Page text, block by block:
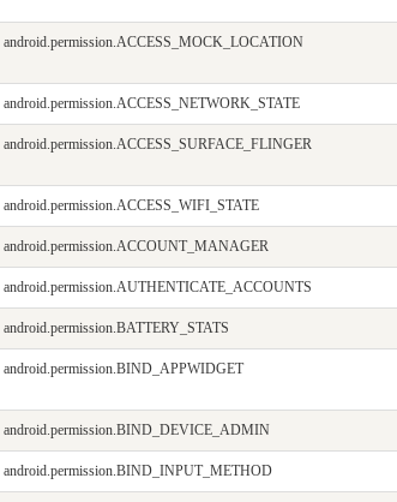
android.permission.ACCESS_MOCK_LOCATION
android.permission.ACCESS_NETWORK_STATE
android.permission.ACCESS_SURFACE_FLINGER
android.permission.ACCESS_WIFI_STATE
android.permission.ACCOUNT_MANAGER
android.permission.AUTHENTICATE_ACCOUNTS
android.permission.BATTERY_STATS
android.permission.BIND_APPWIDGET
android.permission.BIND_DEVICE_ADMIN
android.permission.BIND_INPUT_METHOD